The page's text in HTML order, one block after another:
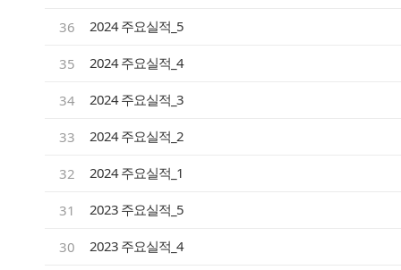
36 2024 주요실적_5
35 2024 주요실적_4
34 2024 주요실적_3
33 2024 주요실적_2
32 2024 주요실적_1
31 2023 주요실적_5
30 2023 주요실적_4